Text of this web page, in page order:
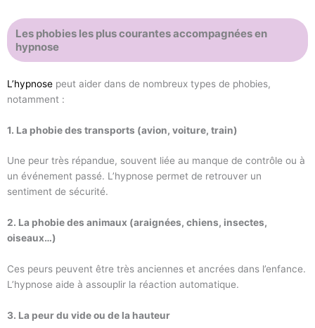
Les phobies les plus courantes accompagnées en
hypnose
L’hypnose peut aider dans de nombreux types de phobies,
notamment :
1. La phobie des transports (avion, voiture, train)
Une peur très répandue, souvent liée au manque de contrôle ou à
un événement passé. L’hypnose permet de retrouver un
sentiment de sécurité.
2. La phobie des animaux (araignées, chiens, insectes,
oiseaux…)
Ces peurs peuvent être très anciennes et ancrées dans l’enfance.
L’hypnose aide à assouplir la réaction automatique.
3. La peur du vide ou de la hauteur